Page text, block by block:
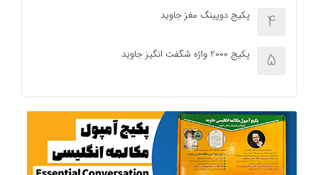
4 پکیج دوپینگ مغز جاوید
5 پکیج 2000 واژه شگفت انگیز جاوید